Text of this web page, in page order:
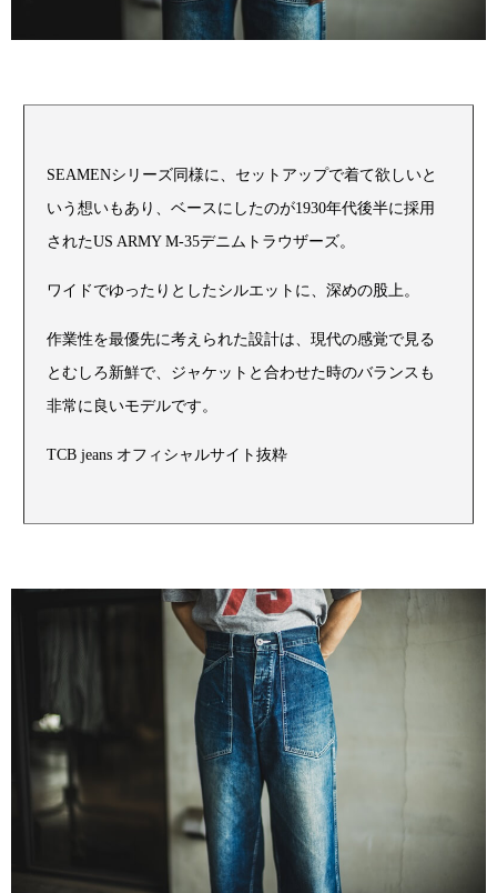
SEAMENシリーズ同様に、セットアップで着て欲しいと
いう想いもあり、ベースにしたのが1930年代後半に採用
されたUS ARMY M-35デニムトラウザーズ。
ワイドでゆったりとしたシルエットに、深めの股上。
作業性を最優先に考えられた設計は、現代の感覚で見る
とむしろ新鮮で、ジャケットと合わせた時のバランスも
非常に良いモデルです。
TCB jeans オフィシャルサイト抜粋